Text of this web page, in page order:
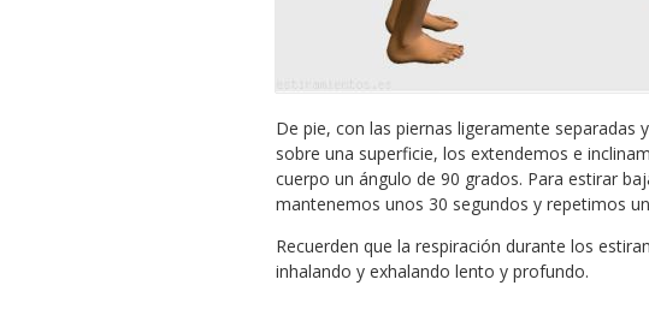
De pie, con las piernas ligeramente separadas
sobre una superficie, los extendemos e
cuerpo un ángulo de 90 grados. Para estirar
mantenemos unos 30 segundos y repetimos
Recuerden que la respiración durante los
inhalando y exhalando lento y profundo.